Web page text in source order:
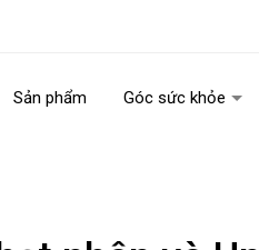
Sản phẩm Góc sức khỏe